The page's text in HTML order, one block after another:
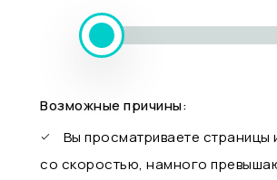
Возможные причины:
Вы просматриваете страницы
со скоростью, намного